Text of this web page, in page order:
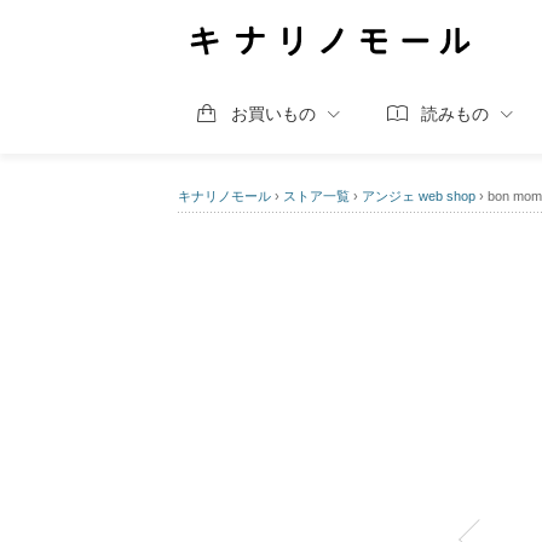
お買いもの 読みもの
キナリノモール › ストア一覧 › アンジェ web shop › bon